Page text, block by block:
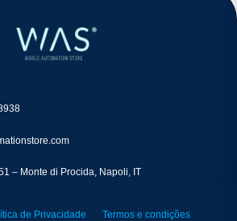
– Monte di Procida, Napoli, IT
de Privacidade Termos e condições